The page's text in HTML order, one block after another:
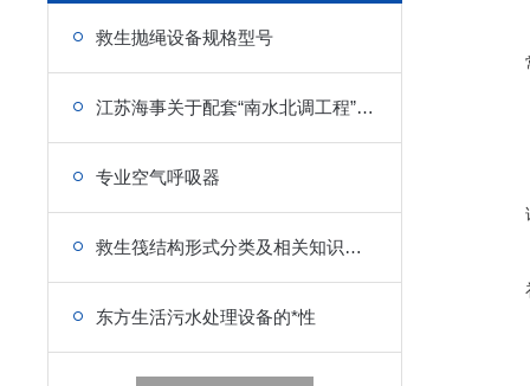
救生抛绳设备规格型号
江苏海事关于配套“南水北调工程”船用设备的政策
专业空气呼吸器
救生筏结构形式分类及相关知识介绍
东方生活污水处理设备的*性